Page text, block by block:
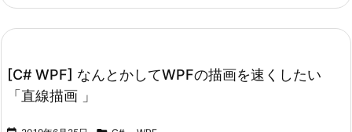
[C# WPF] なんとかしてWPFの描画を速くしたい
「直線描画 」